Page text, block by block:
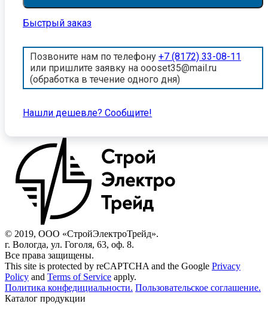
Быстрый заказ
Позвоните нам по телефону +7 (8172) 33-08-11
или пришлите заявку на oooset35@mail.ru
(обработка в течение одного дня)
Нашли дешевле? Cообщите!
© 2019, ООО «СтройЭлектроТрейд».
г. Вологда, ул. Гоголя, 63, оф. 8.
Все права защищены.
This site is protected by reCAPTCHA and the Google Privacy
Policy and Terms of Service apply.
Политика конфедициальности. Пользовательское соглашение.
Каталог продукции